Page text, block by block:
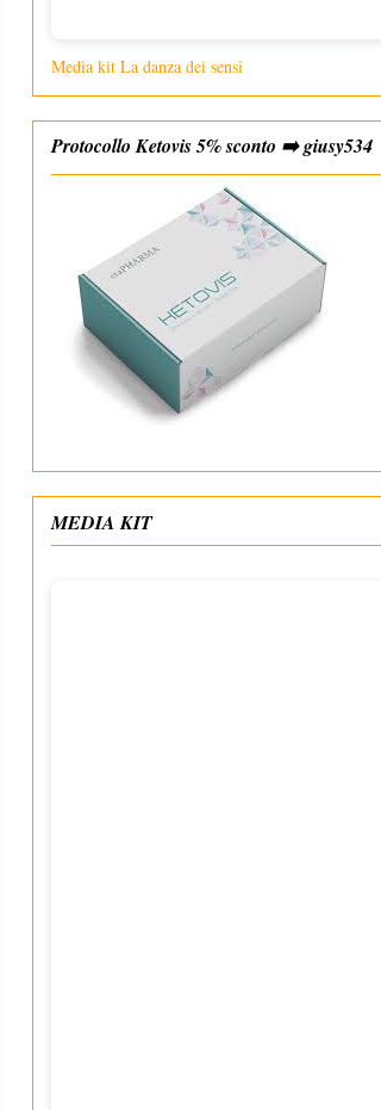
Media kit La danza dei sensi
Protocollo Ketovis 5% sconto ➡️ giusy534
MEDIA KIT